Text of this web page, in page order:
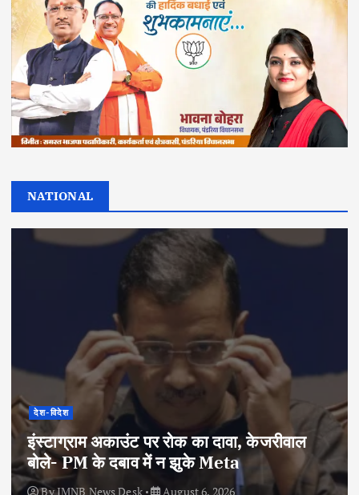
NATIONAL
देश-विदेश
इंस्टाग्राम अकाउंट पर रोक का दावा, केजरीवाल
बोले- PM के दबाव में न झुके Meta
ByIMNB News Desk August 6, 2026